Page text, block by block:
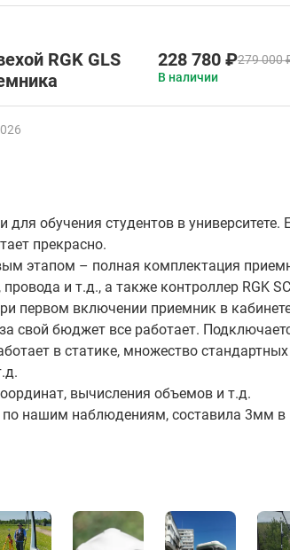
RGK GLS
228 780 ₽279 000
В наличии
обучения студентов в университете.
прекрасно.
этапом – полная комплектация
и т.д., а также контроллер RGK
первом включении приемник в
свой бюджет все работает.
в статике, множество
вычисления объемов и т.д.
по нашим наблюдениям, составила 3мм
к базе на расстоянии 17 км по
застройки.
и по точности и по функционалу